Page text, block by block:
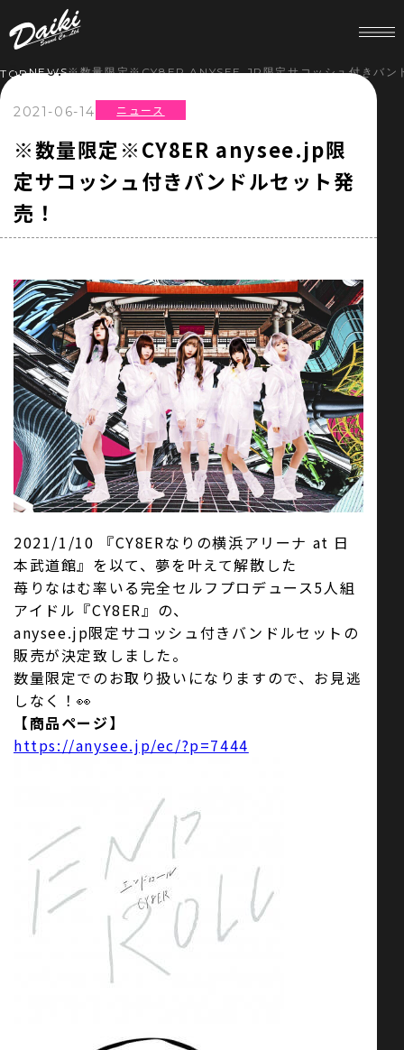
お問い合わせ
HOME
NEWS
COMPANY
RECRUIT
STORE
TOPNEWS※数量限定※CY8ER ANYSEE.JP限定サコッシュ付きバン
2021-06-14 ニュース
※数量限定※CY8ER anysee.jp限
定サコッシュ付きバンドルセット発
売！
2021/1/10 『CY8ERなりの横浜アリーナ at 日
本武道館』を以て、夢を叶えて解散した
苺りなはむ率いる完全セルフプロデュース5人組
アイドル『CY8ER』の、
anysee.jp限定サコッシュ付きバンドルセットの
販売が決定致しました。
数量限定でのお取り扱いになりますので、お見逃
しなく！👀
【商品ページ】
https://anysee.jp/ec/?p=7444